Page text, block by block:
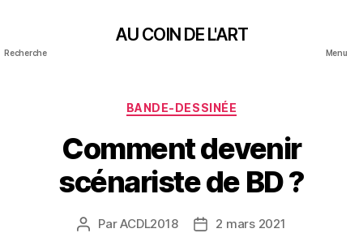
Recherche
AU COIN DE L'ART
Menu
Catégories
BANDE-DESSINÉE
Comment devenir
scénariste de BD ?
Auteur
ParACDL2018
Date2 mars 2021